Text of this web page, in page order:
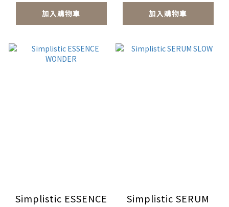
加入購物車 加入購物車
Simplistic ESSENCE
Simplistic SERUM